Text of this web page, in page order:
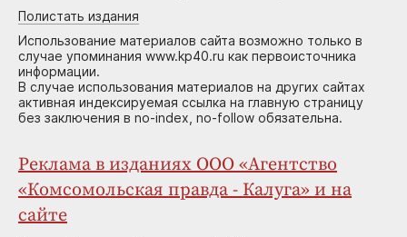
Полистать издания
Использование материалов сайта возможно только в
случае упоминания www.kp40.ru как первоисточника
информации.
В случае использования материалов на других сайтах
активная индексируемая ссылка на главную страницу
без заключения в no-index, no-follow обязательна.
Реклама в изданиях ООО «Агентство
«Комсомольская правда - Калуга» и на
сайте